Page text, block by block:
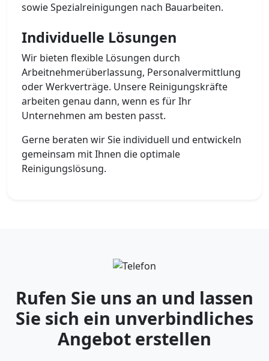
sowie Spezialreinigungen nach Bauarbeiten.
Individuelle Lösungen
Wir bieten flexible Lösungen durch
Arbeitnehmerüberlassung, Personalvermittlung
oder Werkverträge. Unsere Reinigungskräfte
arbeiten genau dann, wenn es für Ihr
Unternehmen am besten passt.
Gerne beraten wir Sie individuell und entwickeln
gemeinsam mit Ihnen die optimale
Reinigungslösung.
Rufen Sie uns an und lassen
Sie sich ein unverbindliches
Angebot erstellen